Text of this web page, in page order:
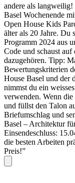
andere als
Basel Wochenende
Open House Kids
älter als 20 Jahre. Du
Programm 2024 aus
Code und schaust
dazugehören. Tipp:
Bewertungskriterien
House Basel und der
nimmst du ein
verwenden. Wenn
und füllst den Talon
Briefumschlag und
Basel – Architektur
Einsendeschluss:
die besten Arbeiten
Preis!”